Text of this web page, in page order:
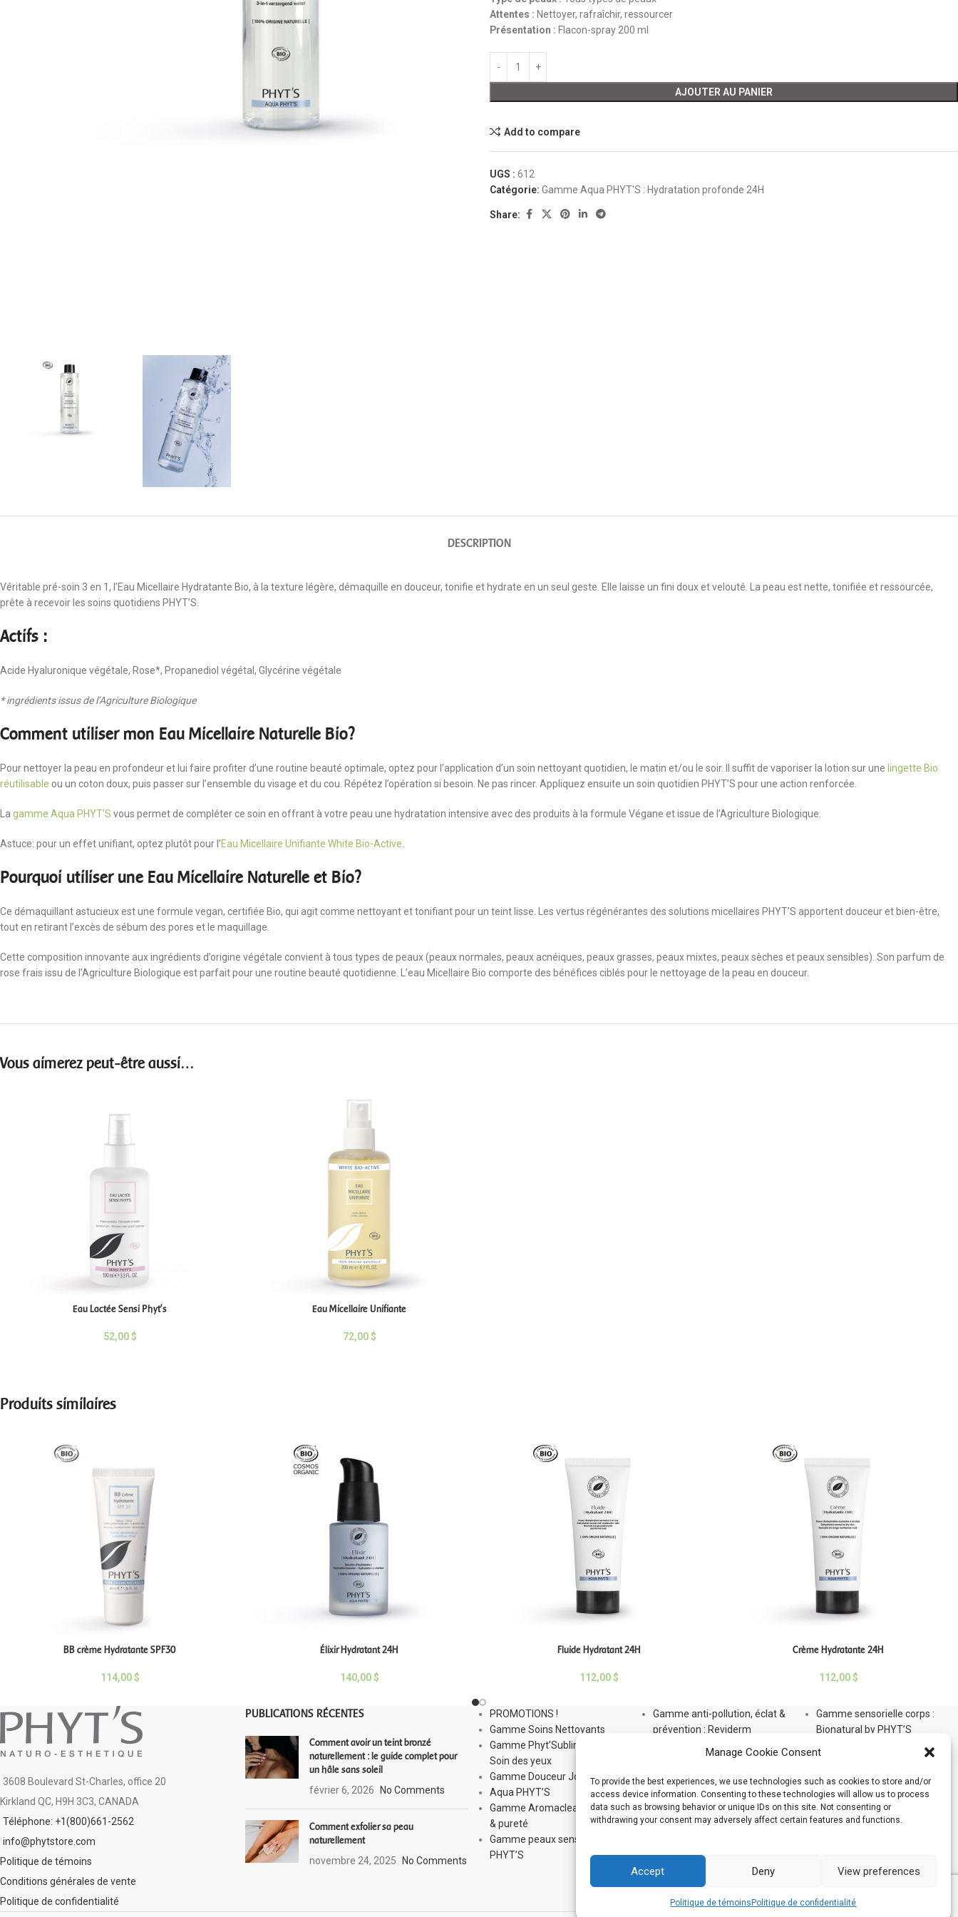
Manage Cookie Consent
To provide the best experiences, we use technologies such as cookies to store and/or
access device information. Consenting to these technologies will allow us to process
data such as browsing behavior or unique IDs on this site. Not consenting or
withdrawing your consent may adversely affect certain features and functions.
Accept Deny View preferences
Politique de témoins Politique de confidentialité
Attentes : Nettoyer, rafraîchir, ressourcer
Présentation : Flacon-spray 200 ml
AJOUTER AU PANIER
Add to compare
UGS : 612
Catégorie: Gamme Aqua PHYT'S : Hydratation profonde 24H
Share:
DESCRIPTION
Véritable pré-soin 3 en 1, l’Eau Micellaire Hydratante Bio, à la texture légère, démaquille en douceur, tonifie et hydrate en un seul geste. Elle laisse un fini doux et velouté. La peau est nette, tonifiée et ressourcée,
prête à recevoir les soins quotidiens PHYT’S.
Actifs :
Acide Hyaluronique végétale, Rose*, Propanediol végétal, Glycérine végétale
* ingrédients issus de l’Agriculture Biologique
Comment utiliser mon Eau Micellaire Naturelle Bio?
Pour nettoyer la peau en profondeur et lui faire profiter d’une routine beauté optimale, optez pour l’application d’un soin nettoyant quotidien, le matin et/ou le soir. Il suffit de vaporiser la lotion sur une lingette Bio
réutilisable ou un coton doux, puis passer sur l’ensemble du visage et du cou. Répétez l’opération si besoin. Ne pas rincer. Appliquez ensuite un soin quotidien PHYT’S pour une action renforcée.
La gamme Aqua PHYT’S vous permet de compléter ce soin en offrant à votre peau une hydratation intensive avec des produits à la formule Végane et issue de l’Agriculture Biologique.
Astuce: pour un effet unifiant, optez plutôt pour l’Eau Micellaire Unifiante White Bio-Active.
Pourquoi utiliser une Eau Micellaire Naturelle et Bio?
Ce démaquillant astucieux est une formule vegan, certifiée Bio, qui agit comme nettoyant et tonifiant pour un teint lisse. Les vertus régénérantes des solutions micellaires PHYT’S apportent douceur et bien-être,
tout en retirant l’excès de sébum des pores et le maquillage.
Cette composition innovante aux ingrédients d’origine végétale convient à tous types de peaux (peaux normales, peaux acnéiques, peaux grasses, peaux mixtes, peaux sèches et peaux sensibles). Son parfum de
rose frais issu de l’Agriculture Biologique est parfait pour une routine beauté quotidienne. L’eau Micellaire Bio comporte des bénéfices ciblés pour le nettoyage de la peau en douceur.
Vous aimerez peut-être aussi…
Eau Lactée Sensi Phyt’s
52,00$
Eau Micellaire Unifiante
72,00$
Produits similaires
BB crème Hydratante SPF30
114,00$
Élixir Hydratant 24H
140,00$
Fluide Hydratant 24H
112,00$
Crème Hydratante 24H
112,00$
3608 Boulevard St-Charles, office 20
Kirkland QC, H9H 3C3, CANADA
Téléphone: +1(800)661-2562
info@phytstore.com
Politique de témoins
Conditions générales de vente
Politique de confidentialité
PUBLICATIONS RÉCENTES
Comment avoir un teint bronzé
naturellement : le guide complet pour
un hâle sans soleil
février 6, 2026 No Comments
Comment exfolier sa peau
naturellement
novembre 24, 2025 No Comments
PROMOTIONS !
Gamme Soins Nettoyants
Gamme Phyt’Sublim Eyes :
Soin des yeux
Gamme Douceur Jour
Aqua PHYT’S
Gamme Aromaclear : Équilibre
& pureté
Gamme peaux sensibles : Sensi
PHYT’S
Gamme anti-pollution, éclat &
prévention : Reviderm
Gamme Aromalliance Anti-Âge
Gamme anti-âge global
d’exception : Panacée
Gamme Unifiante White Bio-
Active
PHYT’S Men
Gamme Protecteurs Corps
Gamme sensorielle corps :
Bionatural by PHYT’S
Gamme Soins Capillaires
Soins pour bébé PHYT’S 1er
Âge
Gamme maquillage PHYT’S